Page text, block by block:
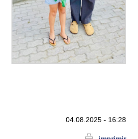
04.08.2025 - 16:28